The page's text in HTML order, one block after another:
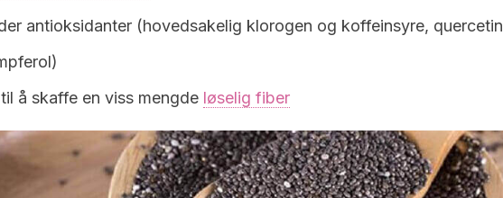
antioksidanter (hovedsakelig klorogen og koffeinsyre, quercetin
å skaffe en viss mengde løselig fiber